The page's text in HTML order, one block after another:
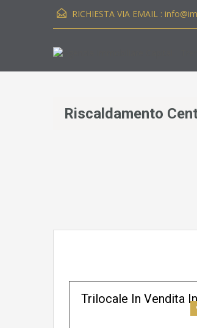
RICHIESTA VIA EMAIL :
Riscaldamento
Trilocale In Vendita